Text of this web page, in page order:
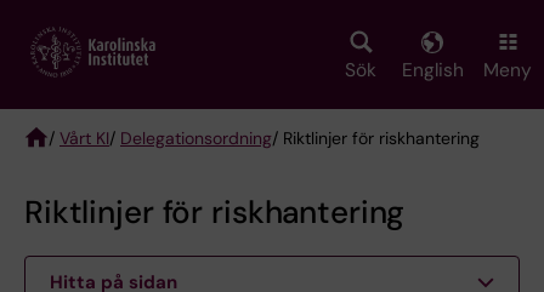
main
Sök English Meny
/ Vårt KI/ Delegationsordning/ Riktlinjer för riskhantering
Riktlinjer för riskhantering
Hitta på sidan